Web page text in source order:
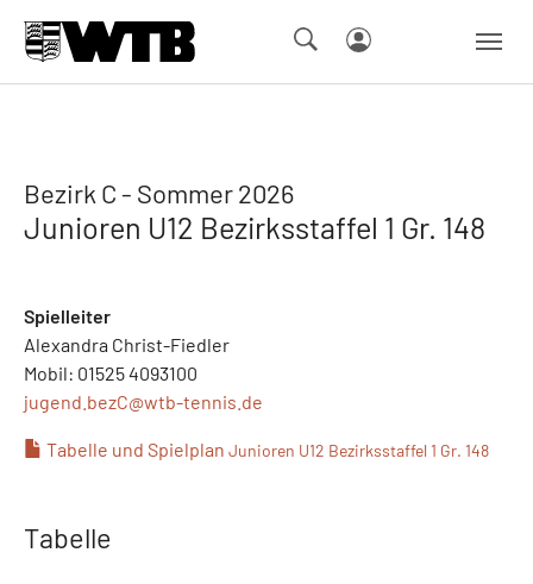
Bezirk C - Sommer 2026
Junioren U12 Bezirksstaffel 1 Gr. 148
Spielleiter
Alexandra Christ-Fiedler
Mobil: 01525 4093100
jugend.bezC@wtb-tennis.de
Tabelle und Spielplan Junioren U12 Bezirksstaffel 1 Gr. 148
Tabelle